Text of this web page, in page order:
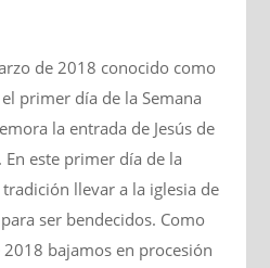
de 2018 conocido como
primer día de la Semana
la entrada de Jesús de
En este primer día de la
llevar a la iglesia de
ser bendecidos. Como
bajamos en procesión